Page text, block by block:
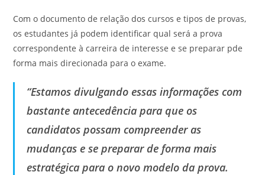
Com o documento de relação dos cursos e tipos de provas,
os estudantes já podem identificar qual será a prova
correspondente à carreira de interesse e se preparar pde
forma mais direcionada para o exame.
“Estamos divulgando essas informações com
bastante antecedência para que os
candidatos possam compreender as
mudanças e se preparar de forma mais
estratégica para o novo modelo da prova.